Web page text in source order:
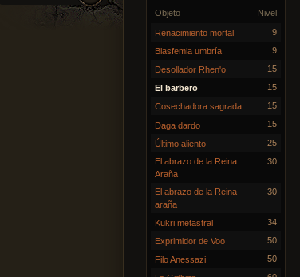
Nivel
Objeto
Renacimiento mortal 9
Blasfemia umbría 9
Desollador Rhen'o 15
El barbero 15
Cosechadora sagrada 15
Daga dardo 15
Último aliento
25
El abrazo de la Reina
Araña
30
El abrazo de la Reina
araña
30
Kukri metastral 34
Exprimidor de Voo 50
Filo Anessazi 50